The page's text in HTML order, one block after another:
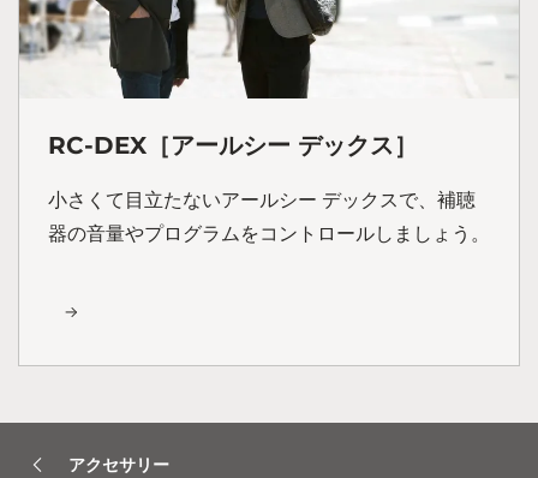
RC-DEX［アールシー デックス］
小さくて目立たないアールシー デックスで、補聴
器の音量やプログラムをコントロールしましょう。
アクセサリー